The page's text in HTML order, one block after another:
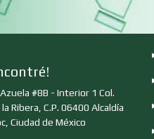
Computadoras
Contadores
Copiadoras
#8B - Interior 1 Col.
Ribera, C.P. 06400 Alcaldía
Ciudad de México